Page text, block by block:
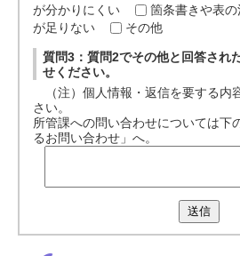
が分かりにくい
箇条書きや表
が足りない
その他
質問3：質問2でその他と回答され
せください。
（注）個人情報・返信を要する内
さい。
所管課への問い合わせについては下
るお問い合わせ」へ。
送信